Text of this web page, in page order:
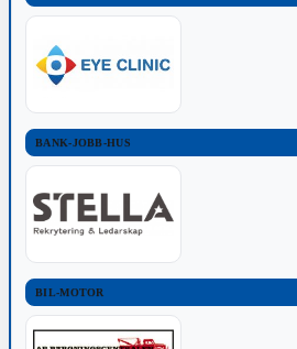
BANK-JOBB-HUS
BIL-MOTOR